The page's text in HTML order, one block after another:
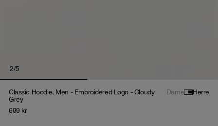
2/5
Classic Hoodie, Men - Embroidered Logo - Cloudy
Grey
Dame Herre
699 kr